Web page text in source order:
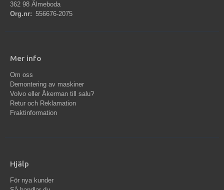
362 98 Älmeboda
Org.nr: 556676-2075
Mer info
Om oss
Demontering av maskiner
Volvo eller Åkerman till salu?
Retur och Reklamation
Fraktinformation
Hjälp
För nya kunder